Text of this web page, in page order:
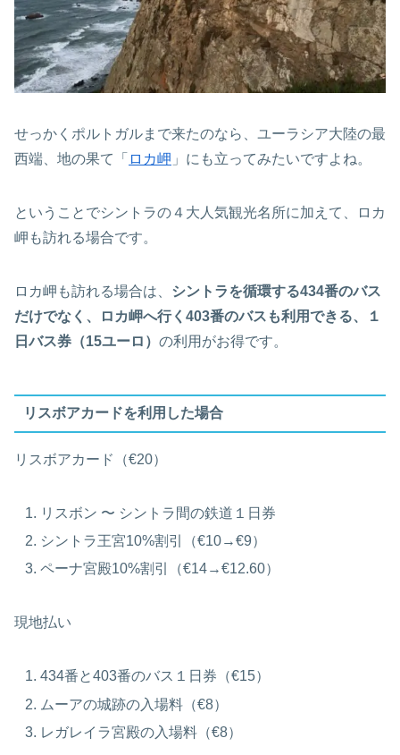
せっかくポルトガルまで来たのなら、ユーラシア大陸の最
西端、地の果て「 ロカ岬 」にも立ってみたいですよね。
ということでシントラの４大人気観光名所に加えて、ロカ
岬も訪れる場合です。
ロカ岬も訪れる場合は、 シントラを循環する434番のバス
だけでなく、ロカ岬へ行く403番のバスも利用できる、１
日バス券（15ユーロ） の利用がお得です。
リスボアカードを利用した場合
リスボアカード（€20）
リスボン 〜 シントラ間の鉄道１日券
シントラ王宮10%割引（€10→€9）
ペーナ宮殿10%割引（€14→€12.60）
現地払い
434番と403番のバス１日券（€15）
ムーアの城跡の入場料（€8）
レガレイラ宮殿の入場料（€8）